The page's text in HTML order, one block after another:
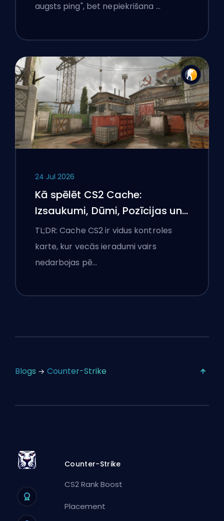
augsts ping", bet nepiekrišana …
24 Jul 2026
Kā spēlēt CS2 Cache:
Izsaukumi, Dūmi, Pozīcijas un
Premjeru padomi
TL;DR: Cache CS2 ir vidus kontroles
karte, kur vecās ieradumi vairs
nedarbojas pē…
Blogs Counter-Strike
Counter-Strike
CS2 Rank Boost
Placement